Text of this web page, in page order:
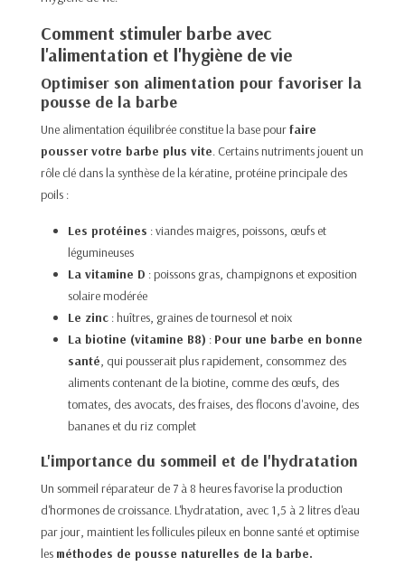
Comment stimuler barbe avec
l'alimentation et l'hygiène de vie
Optimiser son alimentation pour favoriser la
pousse de la barbe
Une alimentation équilibrée constitue la base pourfaire
pousser votre barbe plus vite. Certains nutriments jouent un
rôle clé dans la synthèse de la kératine, protéine principale des
poils :
Les protéines : viandes maigres, poissons, œufs et
légumineuses
La vitamine D : poissons gras, champignons et exposition
solaire modérée
Le zinc : huîtres, graines de tournesol et noix
La biotine (vitamine B8) : Pour une barbe en bonne
santé, qui pousserait plus rapidement, consommez des
aliments contenant de la biotine, comme des œufs, des
tomates, des avocats, des fraises, des flocons d'avoine, des
bananes et du riz complet
L'importance du sommeil et de l'hydratation
Un sommeil réparateur de 7 à 8 heures favorise la production
d'hormones de croissance. L'hydratation, avec 1,5 à 2 litres d'eau
par jour, maintient les follicules pileux en bonne santé et optimise
les méthodes de pousse naturelles de la barbe.